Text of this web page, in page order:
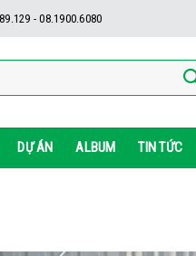
- 08.1900.6080
DỰ ÁN ALBUM TIN TỨC